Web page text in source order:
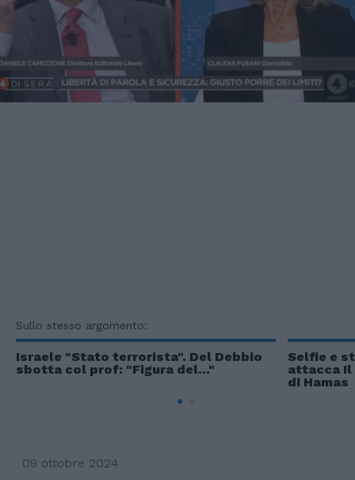
Sullo stesso argomento:
Israele "Stato terrorista". Del Debbio
sbotta col prof: "Figura del..."
Selfie e
attacca Il
di Hamas
09 ottobre 2024